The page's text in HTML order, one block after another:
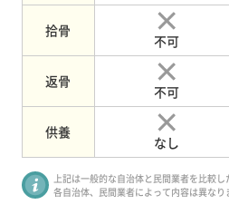
拾骨
不可
返骨
不可
供養
なし
上記は一般的な自治体と民間業者を比較し
各自治体、民間業者によって内容は異なり